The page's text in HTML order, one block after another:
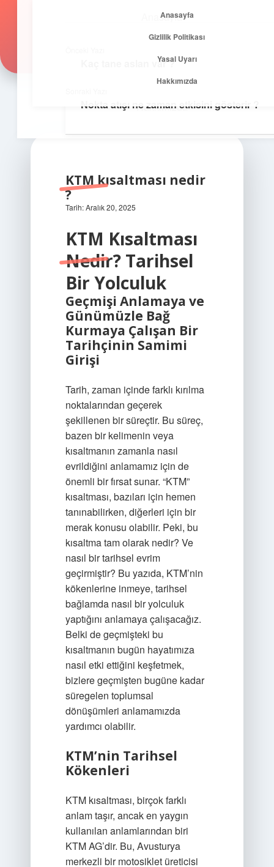
Anasayfa
Yasal Uyarı
Hakkımızda
Zirvedeki Fikirler
KTM kısaltması nedir
?
Tarih: Aralık 20, 2025
KTM Kısaltması
Nedir? Tarihsel
Bir Yolculuk
Geçmişi Anlamaya ve
Günümüzle Bağ
Kurmaya Çalışan Bir
Tarihçinin Samimi
Girişi
Tarih, zaman içinde farklı kırılma
noktalarından geçerek
şekillenen bir süreçtir. Bu süreç,
bazen bir kelimenin veya
kısaltmanın zamanla nasıl
evrildiğini anlamamız için de
önemli bir fırsat sunar. “KTM”
kısaltması, bazıları için hemen
tanınabilirken, diğerleri için bir
merak konusu olabilir. Peki, bu
kısaltma tam olarak nedir? Ve
nasıl bir tarihsel evrim
geçirmiştir? Bu yazıda, KTM’nin
kökenlerine inmeye, tarihsel
bağlamda nasıl bir yolculuk
yaptığını anlamaya çalışacağız.
Belki de geçmişteki bu
kısaltmanın bugün hayatımıza
nasıl etki ettiğini keşfetmek,
bizlere geçmişten bugüne kadar
süregelen toplumsal
dönüşümleri anlamamızda
yardımcı olabilir.
KTM’nin Tarihsel
Kökenleri
KTM kısaltması, birçok farklı
anlam taşır, ancak en yaygın
kullanılan anlamlarından biri
KTM AG’dir. Bu, Avusturya
merkezli bir motosiklet üreticisi
Kaç tane aslan var ?
Nokta atışı ne zaman etkisini gösterir ?
Anasayfa
Gizlilik Politikası
Yasal Uyarı
Hakkımızda